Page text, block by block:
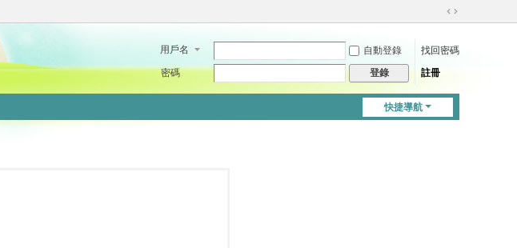
切
到
用戶名 自動登錄
找回密碼
密碼
登錄 註冊
快捷導航